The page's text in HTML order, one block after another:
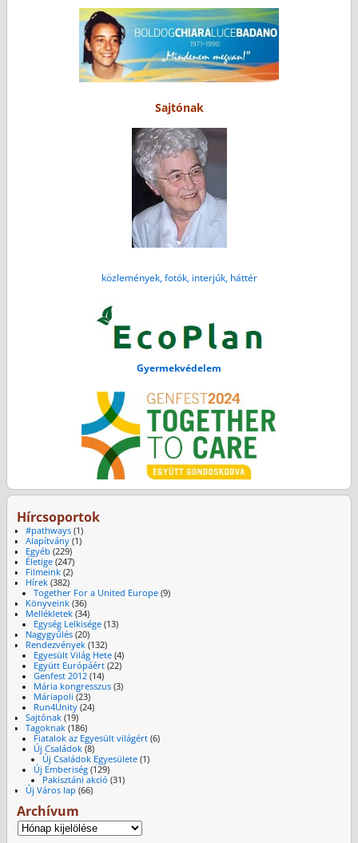
Sajtónak
közlemények, fotók, interjúk, háttér
Gyermekvédelem
Hírcsoportok
#pathways(1)
Alapítvány(1)
Egyéb (229)
Életige(247)
Filmeink(2)
Hírek(382)
Together For a United Europe (9)
Könyveink(36)
Mellékletek(34)
Egység Lelkisége (13)
Nagygyűlés(20)
Rendezvények(132)
Egyesült Világ Hete (4)
Együtt Európáért (22)
Genfest 2012 (14)
Mária kongresszus (3)
Máriapoli (23)
Run4Unity (24)
Sajtónak(19)
Tagoknak(186)
Fiatalok az Egyesült világért (6)
Új Családok (8)
Új Családok Egyesülete(1)
Új Emberiség (129)
Pakisztáni akció (31)
Új Város lap (66)
Archívum